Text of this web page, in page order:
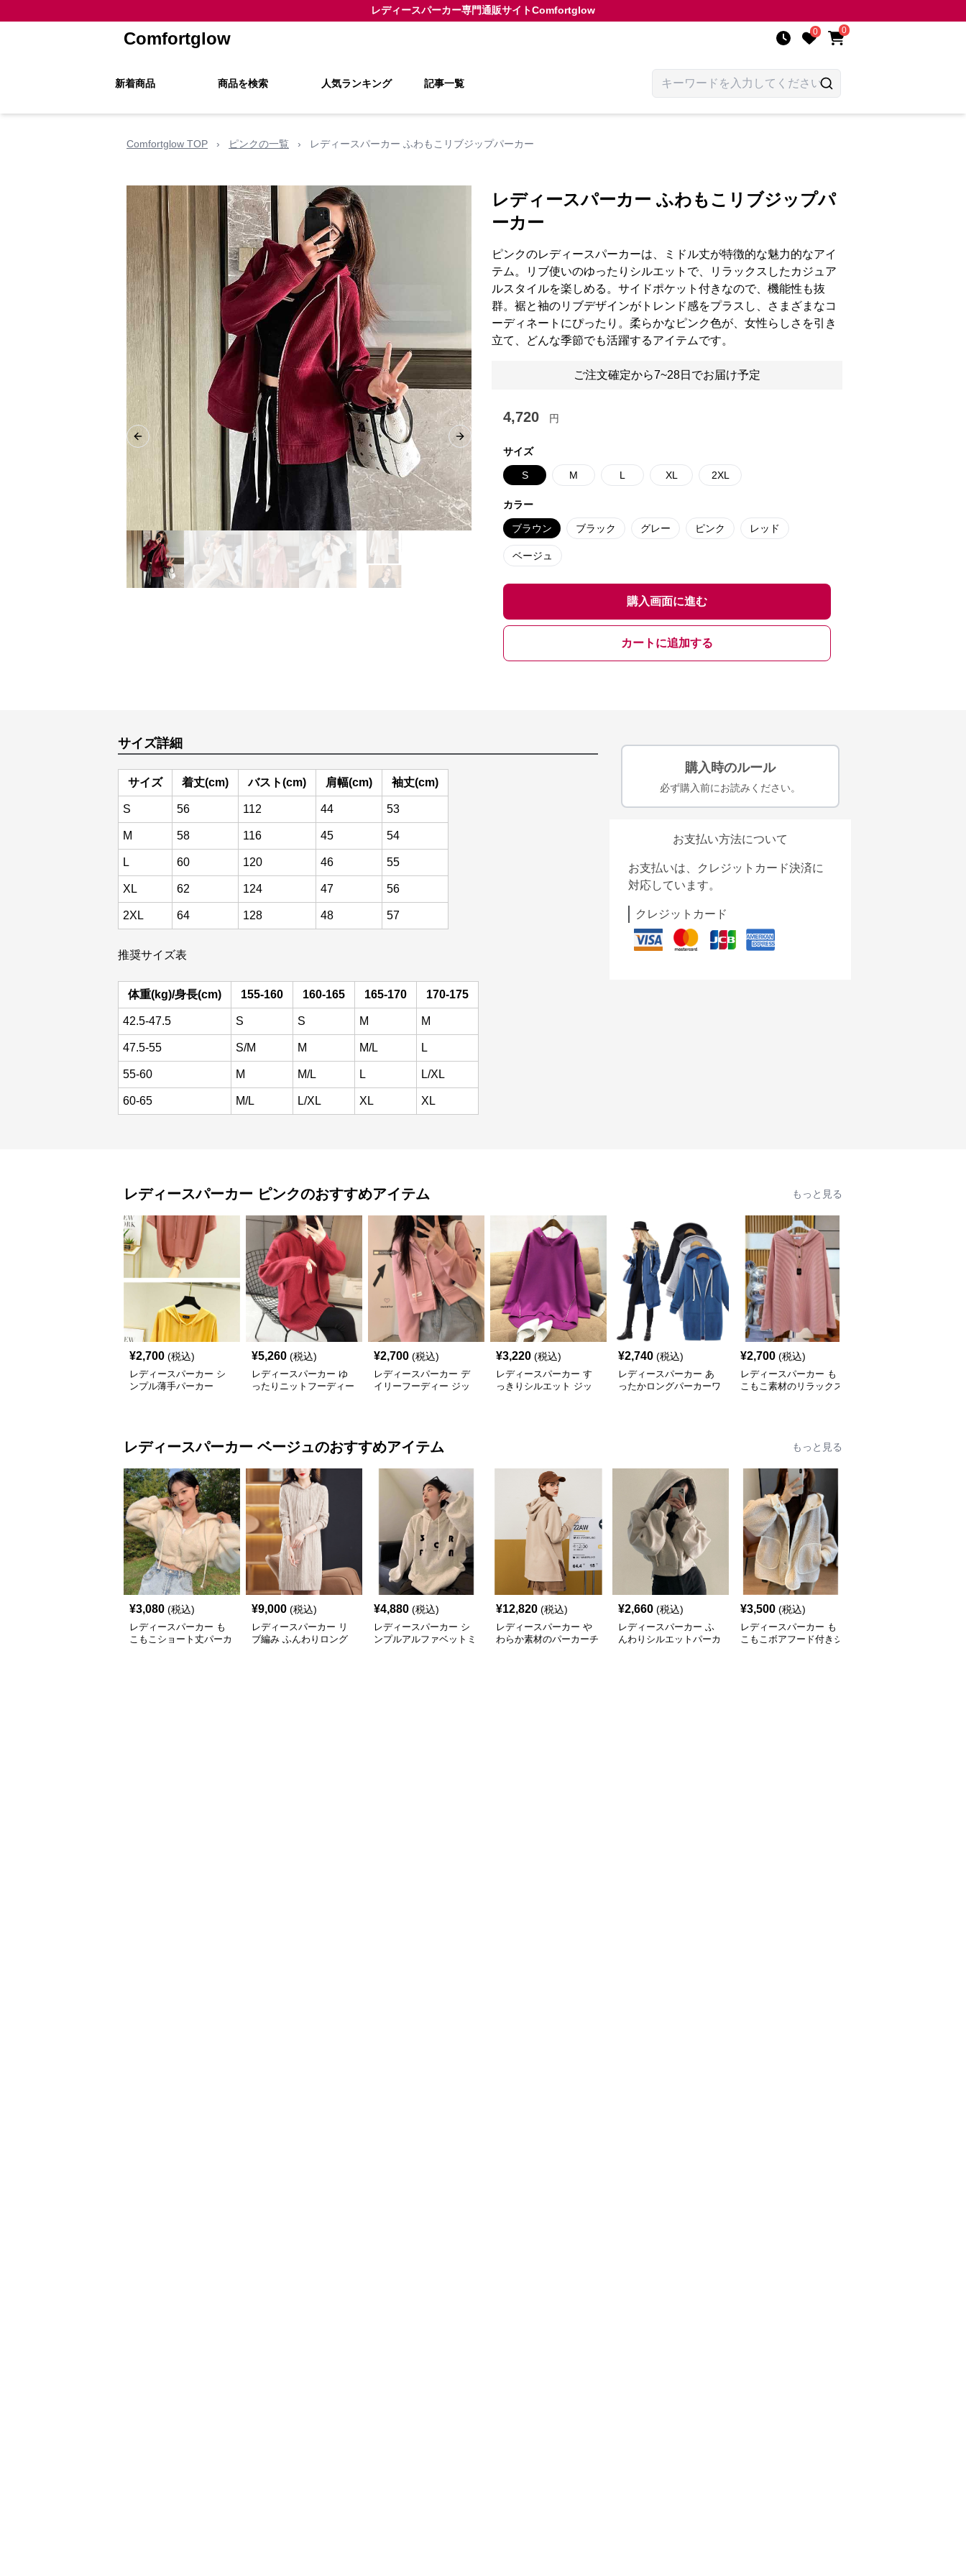
レディースパーカー専門通販サイトComfortglow
Comfortglow 0 0
新着商品 商品を検索 人気ランキング 記事一覧
Comfortglow TOP › ピンクの一覧 › レディースパーカー ふわもこリブジップパーカー
Previous slide Next slide
レディースパーカー ふわもこリブジップパ
ーカー
ピンクのレディースパーカーは、ミドル丈が特徴的な魅力的なアイ
テム。リブ使いのゆったりシルエットで、リラックスしたカジュア
ルスタイルを楽しめる。サイドポケット付きなので、機能性も抜
群。裾と袖のリブデザインがトレンド感をプラスし、さまざまなコ
ーディネートにぴったり。柔らかなピンク色が、女性らしさを引き
立て、どんな季節でも活躍するアイテムです。
ご注文確定から7~28日でお届け予定
4,720 円
サイズ
S M L XL 2XL
カラー
ブラウン ブラック グレー ピンク レッド
ベージュ
購入画面に進む
カートに追加する
サイズ詳細
サイズ 着丈(cm) バスト(cm) 肩幅(cm) 袖丈(cm)
S 56 112 44 53
M 58 116 45 54
L 60 120 46 55
XL 62 124 47 56
2XL 64 128 48 57
推奨サイズ表
体重(kg)/身長(cm) 155-160 160-165 165-170 170-175
42.5-47.5 S S M M
47.5-55 S/M M M/L L
55-60 M M/L L L/XL
60-65 M/L L/XL XL XL
購入時のルール
必ず購入前にお読みください。
お支払い方法について
お支払いは、クレジットカード決済に
対応しています。
クレジットカード
レディースパーカー ピンクのおすすめアイテム もっと見る
¥2,700 (税込)
レディースパーカー シ
ンプル薄手パーカー
¥5,260 (税込)
レディースパーカー ゆ
ったりニットフーディー
¥2,700 (税込)
レディースパーカー デ
イリーフーディー ジッ
¥3,220 (税込)
レディースパーカー す
っきりシルエット ジッ
¥2,740 (税込)
レディースパーカー あ
ったかロングパーカーワ
¥2,700 (税込)
レディースパーカー も
こもこ素材のリラックス
レディースパーカー ベージュのおすすめアイテム もっと見る
¥3,080 (税込)
レディースパーカー も
こもこショート丈パーカ
¥9,000 (税込)
レディースパーカー リ
ブ編み ふんわりロング
¥4,880 (税込)
レディースパーカー シ
ンプルアルファベットミ
¥12,820 (税込)
レディースパーカー や
わらか素材のパーカーチ
¥2,660 (税込)
レディースパーカー ふ
んわりシルエットパーカ
¥3,500 (税込)
レディースパーカー も
こもこボアフード付きジ